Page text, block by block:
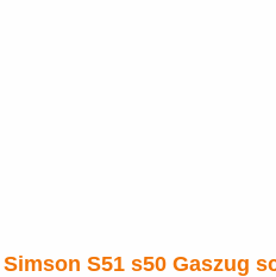
Simson S51 s50 Gaszug